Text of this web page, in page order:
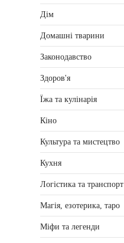
Дім
Домашні тварини
Законодавство
Здоров'я
Їжа та кулінарія
Кіно
Культура та мистецтво
Кухня
Логістика та транспорт
Магія, езотерика, таро
Міфи та легенди